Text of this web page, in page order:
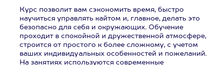
Курс позволит вам сэкономить время, быстро
научиться управлять кайтом и, главное, делать это
безопасно для себя и окружающих. Обучение
проходит в спокойной и дружественной атмосфере,
строится от простого к более сложному, с учетом
ваших индивидуальных особенностей и пожеланий.
На занятиях используются современные